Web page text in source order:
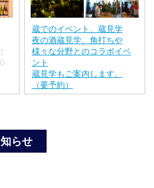
蔵でのイベント、蔵見学
夜の酒蔵見学、角打ちや
様々な分野とのコラボイベ
ント
蔵見学もご案内します。
（要予約）
らせ